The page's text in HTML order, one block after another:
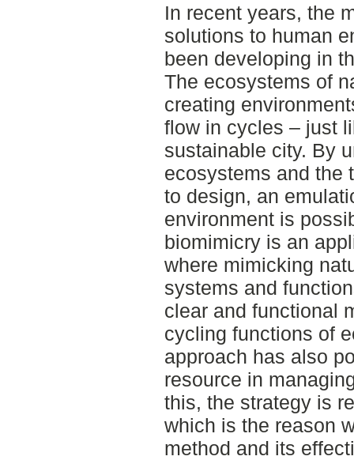
In recent years, the
solutions to human
been developing in
The ecosystems of
creating
flow in cycles – just
sustainable city. By
ecosystems and the
to design, an
environment is
biomimicry is an
where mimicking
systems and
clear and functional
cycling functions of
approach has also
resource in
this, the strategy is
which is the reason
method and its